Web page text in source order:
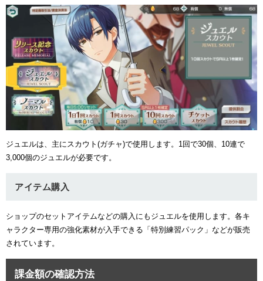
ジュエルは、主にスカウト(ガチャ)で使用します。1回で30個、10連で
3,000個のジュエルが必要です。
アイテム購入
ショップのセットアイテムなどの購入にもジュエルを使用します。各キ
ャラクター専用の強化素材が入手できる「特別練習パック」などが販売
されています。
課金額の確認方法